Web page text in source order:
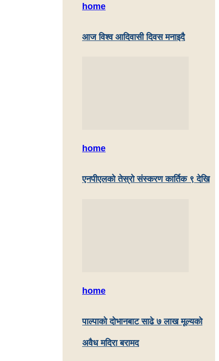
home
आज विश्व आदिवासी दिवस मनाइदै
home
एनपीएलको तेस्रो संस्करण कार्तिक ९ देखि
home
पाल्पाकाे दाेभानबाट साढे ७ लाख मूल्यको
अवैध मदिरा बरामद